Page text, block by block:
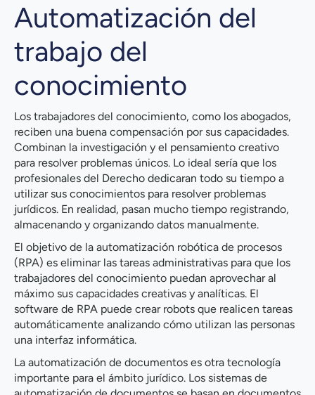
Automatización del
trabajo del
conocimiento
Los trabajadores del conocimiento, como los abogados,
reciben una buena compensación por sus capacidades.
Combinan la investigación y el pensamiento creativo
para resolver problemas únicos. Lo ideal sería que los
profesionales del Derecho dedicaran todo su tiempo a
utilizar sus conocimientos para resolver problemas
jurídicos. En realidad, pasan mucho tiempo registrando,
almacenando y organizando datos manualmente.
El objetivo de la automatización robótica de procesos
(RPA) es eliminar las tareas administrativas para que los
trabajadores del conocimiento puedan aprovechar al
máximo sus capacidades creativas y analíticas. El
software de RPA puede crear robots que realicen tareas
automáticamente analizando cómo utilizan las personas
una interfaz informática.
La automatización de documentos es otra tecnología
importante para el ámbito jurídico. Los sistemas de